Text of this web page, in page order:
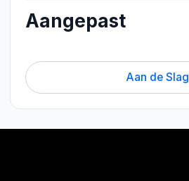
Aangepast
Aan de Slag